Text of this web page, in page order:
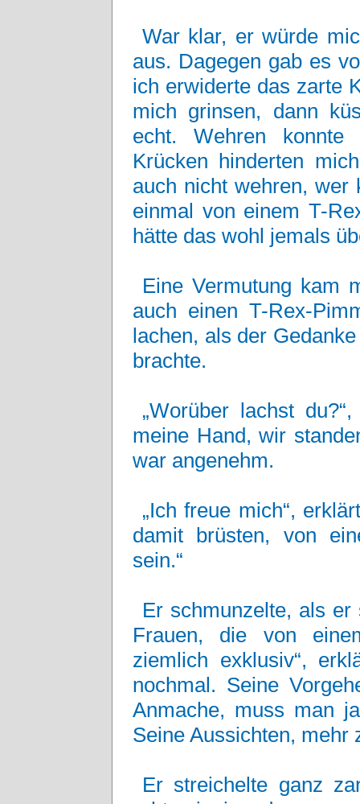
War klar, er würde
aus. Dagegen gab es
ich erwiderte das zarte
mich grinsen, dann
echt. Wehren
Krücken hinderten
auch nicht wehren, wer
einmal von einem T-
hätte das wohl jemals
Eine Vermutung kam
auch einen T-Rex-
lachen, als der
brachte.
„Worüber lachst
meine Hand, wir
war angenehm.
„Ich freue mich“,
damit brüsten, von
sein.“
Er schmunzelte, als
Frauen, die von
ziemlich exklusiv“,
nochmal. Seine
Anmache, muss man
Seine Aussichten, mehr
Er streichelte ganz